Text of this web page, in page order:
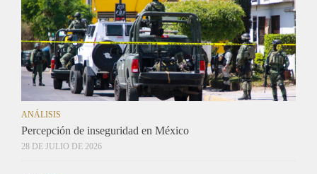
ANÁLISIS
Percepción de inseguridad en México
28 DE JULIO DE 2026